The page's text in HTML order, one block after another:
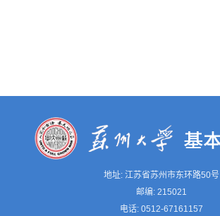
地址: 江苏省苏州市东环路50号
邮编: 215021
电话: 0512-67161157